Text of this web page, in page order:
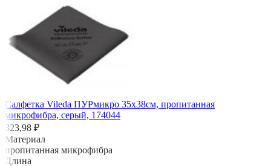
Салфетка Vileda ПУРмикро 35х38см, пропитанная
микрофибра, серый, 174044
323,98 ₽
Материал
пропитанная микрофибра
Длина